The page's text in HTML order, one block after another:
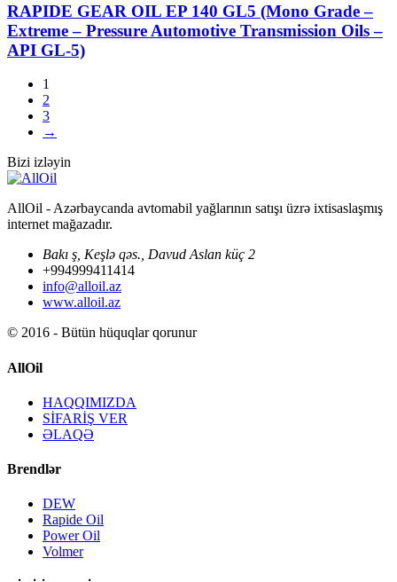
RAPIDE GEAR OIL EP 140 GL5 (Mono Grade –
Extreme – Pressure Automotive Transmission Oils –
API GL-5)
1
2
3
→
Bizi izləyin
AllOil - Azərbaycanda avtomabil yağlarının satışı üzrə ixtisaslaşmış
internet mağazadır.
Bakı ş, Keşlə qəs., Davud Aslan küç 2
+994999411414
info@alloil.az
www.alloil.az
© 2016 - Bütün hüquqlar qorunur
AllOil
HAQQIMIZDA
SİFARİŞ VER
ƏLAQƏ
Brendlər
DEW
Rapide Oil
Power Oil
Volmer